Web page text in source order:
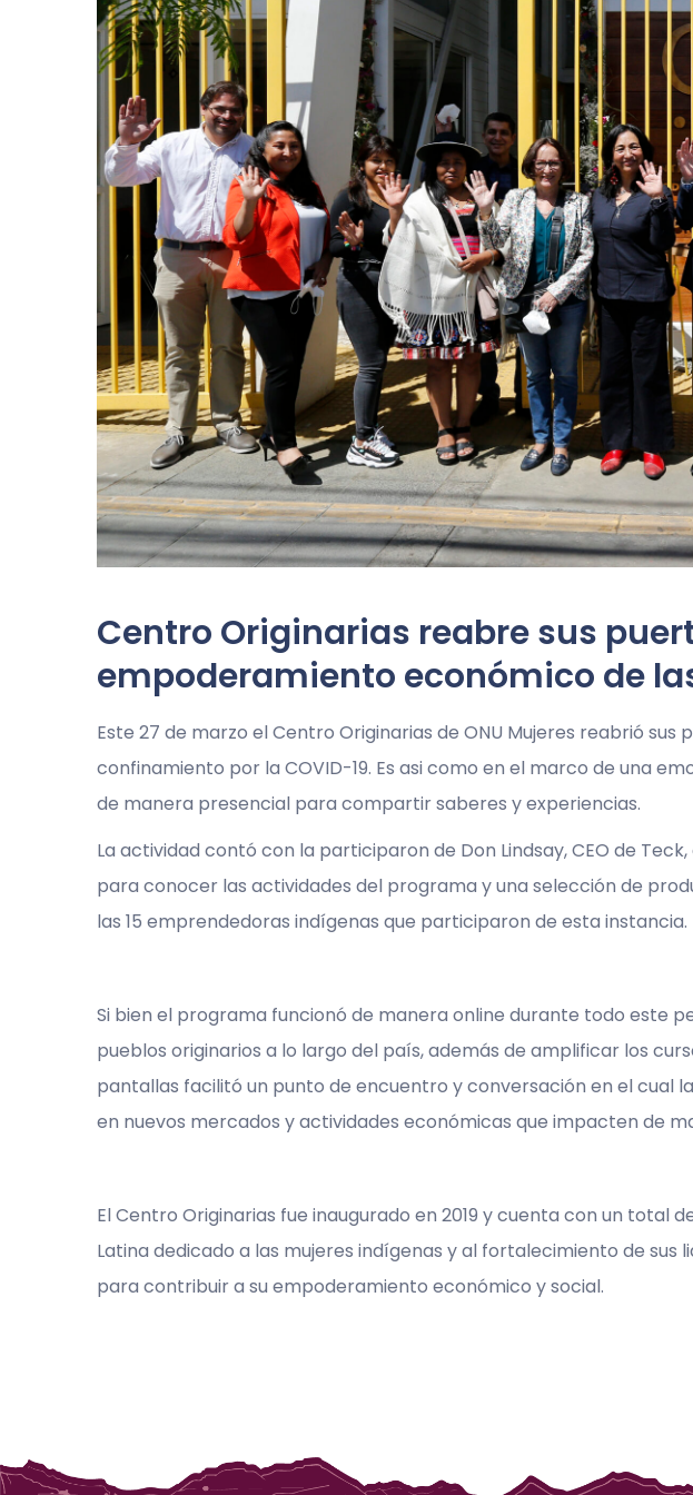
Centro Originarias reabre sus
empoderamiento económico de
Este 27 de marzo el Centro Originarias de ONU Mujeres reabrió
confinamiento por la COVID-19. Es asi como en el marco de una
de manera presencial para compartir saberes y experiencias.
La actividad contó con la participaron de Don Lindsay, CEO de
para conocer las actividades del programa y una selección de
las 15 emprendedoras indígenas que participaron de esta instancia.
Si bien el programa funcionó de manera online durante todo este
pueblos originarios a lo largo del país, además de amplificar los
pantallas facilitó un punto de encuentro y conversación en el
en nuevos mercados y actividades económicas que impacten de
El Centro Originarias fue inaugurado en 2019 y cuenta con un total
Latina dedicado a las mujeres indígenas y al fortalecimiento de
para contribuir a su empoderamiento económico y social.